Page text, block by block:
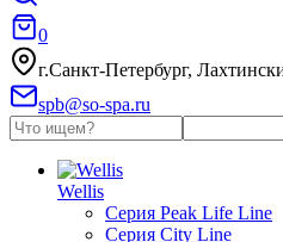
0
г.Санкт-Петербург,
spb@so-spa.ru
Wellis
Серия Peak Life Line
Серия City Line